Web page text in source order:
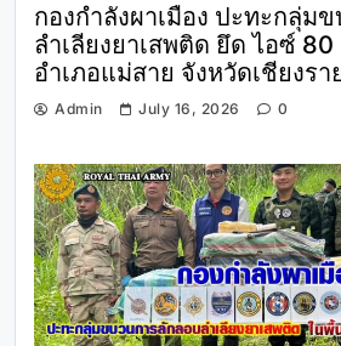
กองกำลังผาเมือง ปะทะกลุ่ม
ลำเลียงยาเสพติด ยึด ไอซ์
อำเภอแม่สาย จังหวัดเชียงรา
Admin July 16, 2026 0